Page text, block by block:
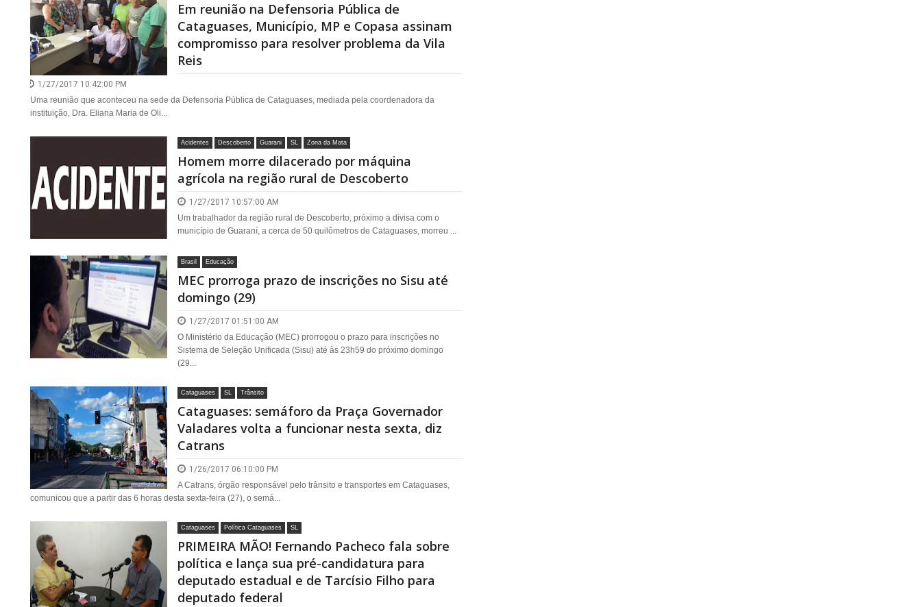
Em reunião na Defensoria Pública de
Cataguases, Município, MP e Copasa assinam
compromisso para resolver problema da Vila
Reis
1/27/2017 10:42:00 PM
Uma reunião que aconteceu na sede da Defensoria Pública de Cataguases, mediada pela coordenadora da
instituição, Dra. Eliana Maria de Oli...
Acidentes Descoberto Guarani SL Zona da Mata
Homem morre dilacerado por máquina
agrícola na região rural de Descoberto
1/27/2017 10:57:00 AM
Um trabalhador da região rural de Descoberto, próximo a divisa com o
município de Guaraní, a cerca de 50 quilômetros de Cataguases, morreu ...
Brasil Educação
MEC prorroga prazo de inscrições no Sisu até
domingo (29)
1/27/2017 01:51:00 AM
O Ministério da Educação (MEC) prorrogou o prazo para inscrições no
Sistema de Seleção Unificada (Sisu) até às 23h59 do próximo domingo
(29...
Cataguases SL Trânsito
Cataguases: semáforo da Praça Governador
Valadares volta a funcionar nesta sexta, diz
Catrans
1/26/2017 06:10:00 PM
A Catrans, órgão responsável pelo trânsito e transportes em Cataguases,
comunicou que a partir das 6 horas desta sexta-feira (27), o semá...
Cataguases Política Cataguases SL
PRIMEIRA MÃO! Fernando Pacheco fala sobre
política e lança sua pré-candidatura para
deputado estadual e de Tarcísio Filho para
deputado federal